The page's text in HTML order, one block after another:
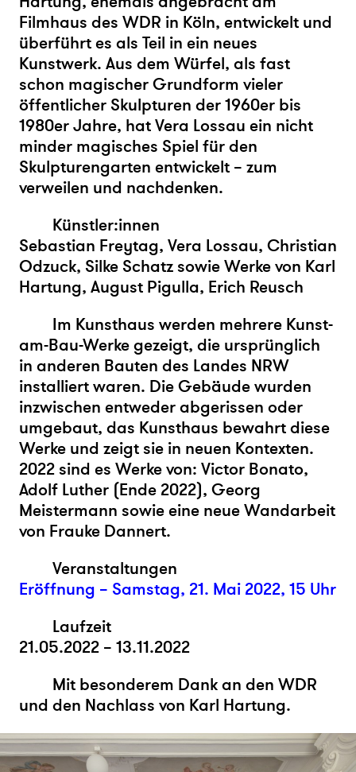
Filmhaus des WDR in Köln, entwickelt und
überführt es als Teil in ein neues
Kunstwerk. Aus dem Würfel, als fast
schon magischer Grundform vieler
öffentlicher Skulpturen der 1960er bis
1980er Jahre, hat Vera Lossau ein nicht
minder magisches Spiel für den
Skulpturengarten entwickelt – zum
verweilen und nachdenken.
Künstler:innen
Sebastian Freytag, Vera Lossau, Christian
Odzuck, Silke Schatz sowie Werke von Karl
Hartung, August Pigulla, Erich Reusch
Im Kunsthaus werden mehrere Kunst-
am-Bau-Werke gezeigt, die ursprünglich
in anderen Bauten des Landes NRW
installiert waren. Die Gebäude wurden
inzwischen entweder abgerissen oder
umgebaut, das Kunsthaus bewahrt diese
Werke und zeigt sie in neuen Kontexten.
2022 sind es Werke von: Victor Bonato,
Adolf Luther (Ende 2022), Georg
Meistermann sowie eine neue Wandarbeit
von Frauke Dannert.
Veranstaltungen
Eröffnung – Samstag, 21. Mai 2022, 15 Uhr
Laufzeit
21.05.2022 – 13.11.2022
Mit besonderem Dank an den WDR
und den Nachlass von Karl Hartung.